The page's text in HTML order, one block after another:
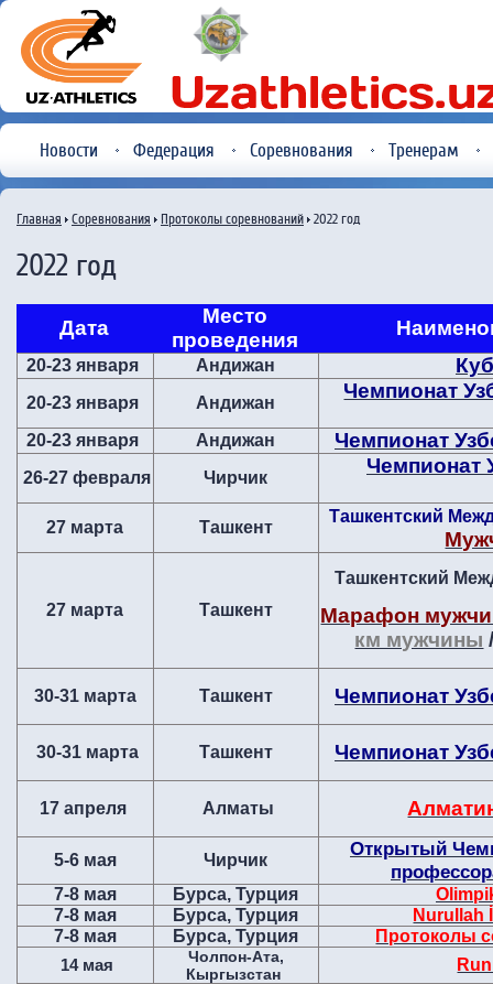
Новости Федерация Соревнования Тренерам
Главная Соревнования Протоколы соревнований 2022 год
2022 год
Дата
Место
проведения
20-23 января Андижан
20-23 января Андижан
Чемпионат
20-23 января Андижан Чемпионат
26-27 февраля Чирчик
Чемпионат
27 марта Ташкент
Ташкентский
27 марта Ташкент
Ташкентский
Марафон
км мужчины
30-31 марта Ташкент Чемпионат
30-31 марта Ташкент Чемпионат
17 апреля Алматы
5-6 мая Чирчик
Открытый
7-8 мая Бурса, Турция
7-8 мая
Бурса, Турция
Nurullah
7-8 мая
Бурса, Турция Протоколы
14 мая
Чолпон-Ата,
Кыргызстан